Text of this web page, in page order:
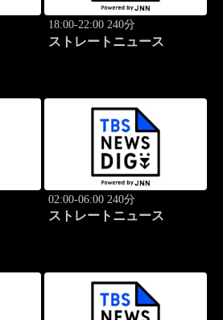
18:00-22:00 240分
ストレートニュース
02:00-06:00 240分
ストレートニュース